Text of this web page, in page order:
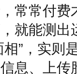
常常付费
就能测出
”，实则
息、上传